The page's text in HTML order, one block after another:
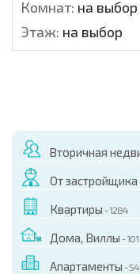
Комнат: на выбор
Этаж: на выбор
Вторичная
От застройщика
Квартиры - 1284
Дома, Виллы - 101
Апартаменты -